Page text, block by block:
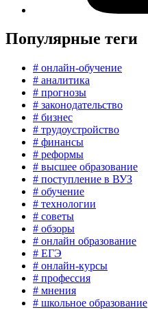
Популярные теги
# онлайн-обучение
# аналитика
# прогнозы
# законодательство
# бизнес
# трудоустройство
# финансы
# реформы
# высшее образование
# поступление в ВУЗ
# обучение
# технологии
# советы
# обзоры
# онлайн образование
# ЕГЭ
# онлайн-курсы
# профессия
# мнения
# школьное образование